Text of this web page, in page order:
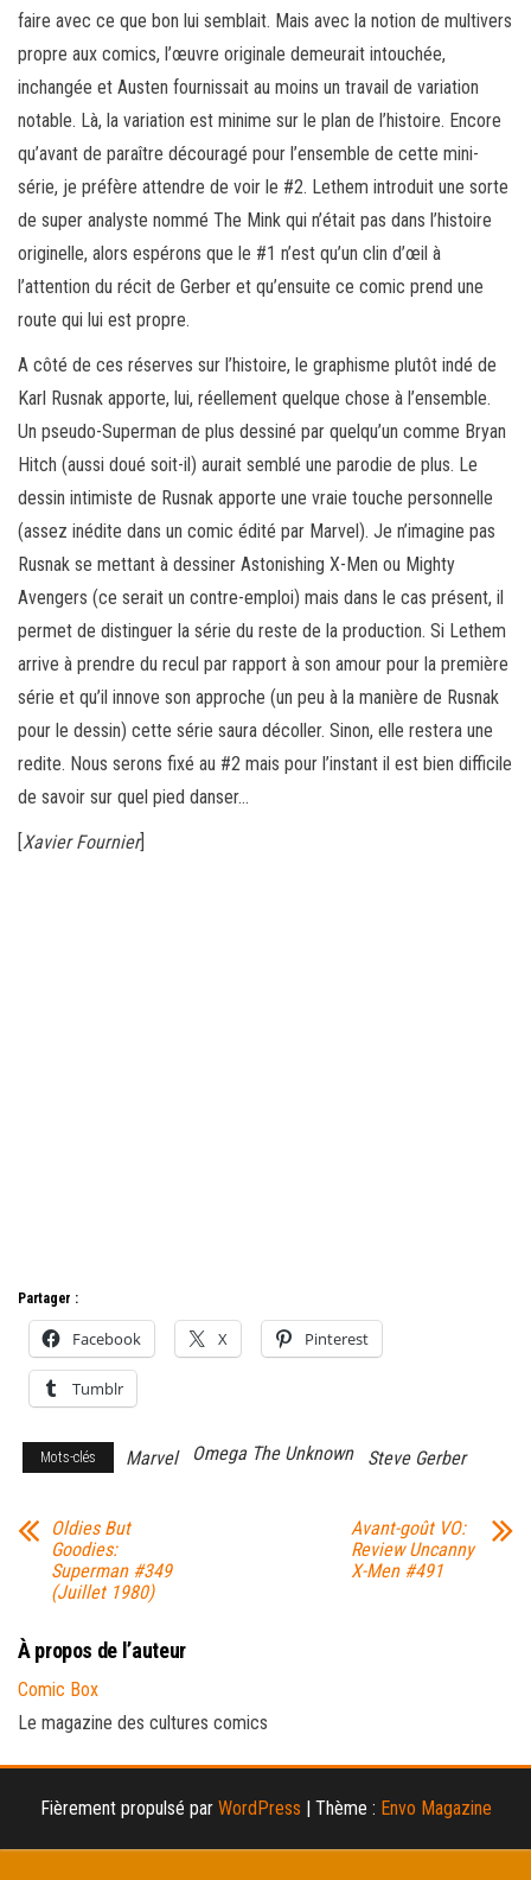
faire avec ce que bon lui semblait. Mais avec la notion de multivers
propre aux comics, l’œuvre originale demeurait intouchée,
inchangée et Austen fournissait au moins un travail de variation
notable. Là, la variation est minime sur le plan de l’histoire. Encore
qu’avant de paraître découragé pour l’ensemble de cette mini-
série, je préfère attendre de voir le #2. Lethem introduit une sorte
de super analyste nommé The Mink qui n’était pas dans l’histoire
originelle, alors espérons que le #1 n’est qu’un clin d’œil à
l’attention du récit de Gerber et qu’ensuite ce comic prend une
route qui lui est propre.
A côté de ces réserves sur l’histoire, le graphisme plutôt indé de
Karl Rusnak apporte, lui, réellement quelque chose à l’ensemble.
Un pseudo-Superman de plus dessiné par quelqu’un comme Bryan
Hitch (aussi doué soit-il) aurait semblé une parodie de plus. Le
dessin intimiste de Rusnak apporte une vraie touche personnelle
(assez inédite dans un comic édité par Marvel). Je n’imagine pas
Rusnak se mettant à dessiner Astonishing X-Men ou Mighty
Avengers (ce serait un contre-emploi) mais dans le cas présent, il
permet de distinguer la série du reste de la production. Si Lethem
arrive à prendre du recul par rapport à son amour pour la première
série et qu’il innove son approche (un peu à la manière de Rusnak
pour le dessin) cette série saura décoller. Sinon, elle restera une
redite. Nous serons fixé au #2 mais pour l’instant il est bien difficile
de savoir sur quel pied danser…
[Xavier Fournier]
Partager :
Facebook X Pinterest
Tumblr
Mots-clés Marvel Omega The Unknown Steve Gerber
Oldies But
Goodies:
Superman #349
(Juillet 1980)
Avant-goût VO:
Review Uncanny
X-Men #491
À propos de l’auteur
Comic Box
Le magazine des cultures comics
Fièrement propulsé par WordPress | Thème : Envo Magazine